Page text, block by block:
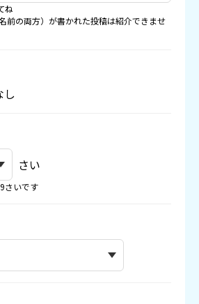
ね
前の両方）が書かれた投稿は紹介できませ
し
さい
さいです